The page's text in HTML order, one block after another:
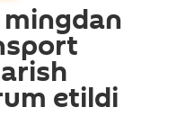
etildi